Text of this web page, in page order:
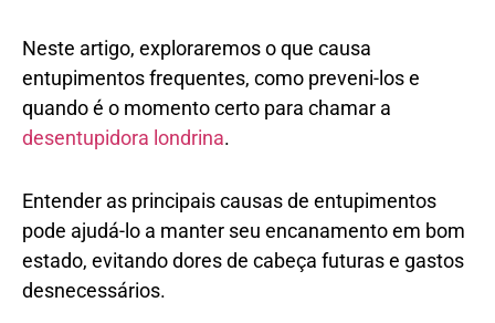
Neste artigo, exploraremos o que causa
entupimentos frequentes, como preveni-los e
quando é o momento certo para chamar a
desentupidora londrina.
Entender as principais causas de entupimentos
pode ajudá-lo a manter seu encanamento em bom
estado, evitando dores de cabeça futuras e gastos
desnecessários.